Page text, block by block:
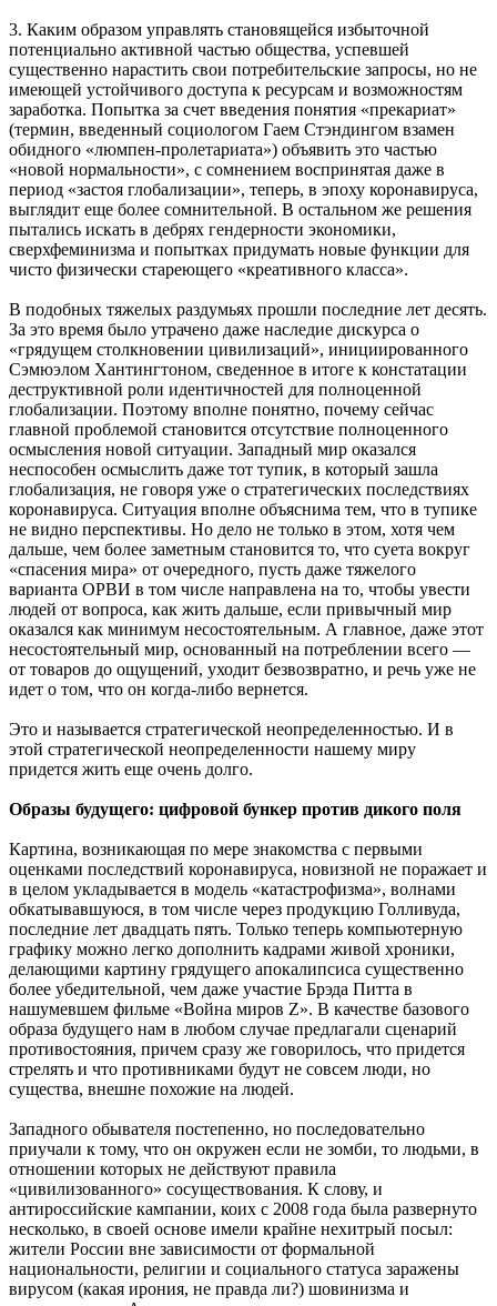
3. Каким образом управлять становящейся избыточной
потенциально активной частью общества, успевшей
существенно нарастить свои потребительские запросы, но не
имеющей устойчивого доступа к ресурсам и возможностям
заработка. Попытка за счет введения понятия «прекариат»
(термин, введенный социологом Гаем Стэндингом взамен
обидного «люмпен-пролетариата») объявить это частью
«новой нормальности», с сомнением воспринятая даже в
период «застоя глобализации», теперь, в эпоху коронавируса,
выглядит еще более сомнительной. В остальном же решения
пытались искать в дебрях гендерности экономики,
сверхфеминизма и попытках придумать новые функции для
чисто физически стареющего «креативного класса».
В подобных тяжелых раздумьях прошли последние лет десять.
За это время было утрачено даже наследие дискурса о
«грядущем столкновении цивилизаций», инициированного
Сэмюэлом Хантингтоном, сведенное в итоге к констатации
деструктивной роли идентичностей для полноценной
глобализации. Поэтому вполне понятно, почему сейчас
главной проблемой становится отсутствие полноценного
осмысления новой ситуации. Западный мир оказался
неспособен осмыслить даже тот тупик, в который зашла
глобализация, не говоря уже о стратегических последствиях
коронавируса. Ситуация вполне объяснима тем, что в тупике
не видно перспективы. Но дело не только в этом, хотя чем
дальше, чем более заметным становится то, что суета вокруг
«спасения мира» от очередного, пусть даже тяжелого
варианта ОРВИ в том числе направлена на то, чтобы увести
людей от вопроса, как жить дальше, если привычный мир
оказался как минимум несостоятельным. А главное, даже этот
несостоятельный мир, основанный на потреблении всего —
от товаров до ощущений, уходит безвозвратно, и речь уже не
идет о том, что он когда-либо вернется.
Это и называется стратегической неопределенностью. И в
этой стратегической неопределенности нашему миру
придется жить еще очень долго.
Образы будущего: цифровой бункер против дикого поля
Картина, возникающая по мере знакомства с первыми
оценками последствий коронавируса, новизной не поражает и
в целом укладывается в модель «катастрофизма», волнами
обкатывавшуюся, в том числе через продукцию Голливуда,
последние лет двадцать пять. Только теперь компьютерную
графику можно легко дополнить кадрами живой хроники,
делающими картину грядущего апокалипсиса существенно
более убедительной, чем даже участие Брэда Питта в
нашумевшем фильме «Война миров Z». В качестве базового
образа будущего нам в любом случае предлагали сценарий
противостояния, причем сразу же говорилось, что придется
стрелять и что противниками будут не совсем люди, но
существа, внешне похожие на людей.
Западного обывателя постепенно, но последовательно
приучали к тому, что он окружен если не зомби, то людьми, в
отношении которых не действуют правила
«цивилизованного» сосуществования. К слову, и
антироссийские кампании, коих с 2008 года была развернуто
несколько, в своей основе имели крайне нехитрый посыл:
жители России вне зависимости от формальной
национальности, религии и социального статуса заражены
вирусом (какая ирония, не правда ли?) шовинизма и